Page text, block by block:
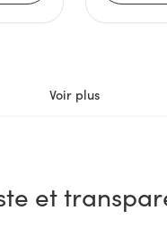
Voir plus
et